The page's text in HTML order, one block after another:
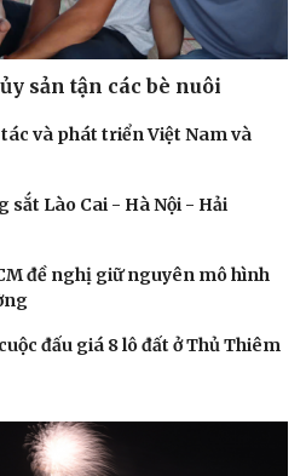
sản tận các bè nuôi
và phát triển Việt Nam và
sắt Lào Cai - Hà Nội - Hải
đề nghị giữ nguyên mô hình
đấu giá 8 lô đất ở Thủ Thiêm